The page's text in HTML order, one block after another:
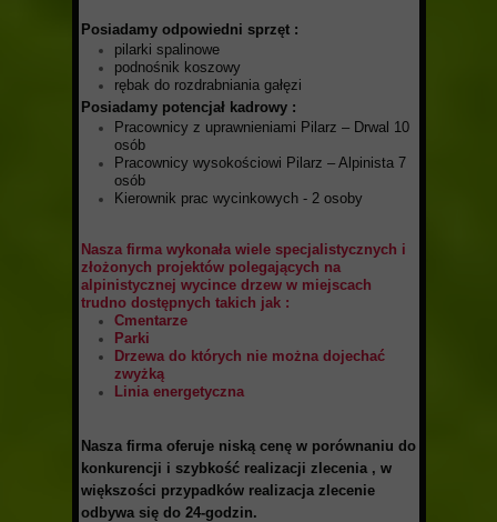
Posiadamy odpowiedni sprzęt :
pilarki spalinowe
podnośnik koszowy
rębak do rozdrabniania gałęzi
Posiadamy potencjał kadrowy :
Pracownicy z uprawnieniami Pilarz – Drwal 10
osób
Pracownicy wysokościowi Pilarz – Alpinista 7
osób
Kierownik prac wycinkowych - 2 osoby
Nasza firma wykonała wiele specjalistycznych i
złożonych projektów polegających na
alpinistycznej wycince drzew w miejscach
trudno dostępnych takich jak :
Cmentarze
Parki
Drzewa do których nie można dojechać
zwyżką
Linia energetyczna
Nasza firma oferuje niską cenę w porównaniu do
konkurencji i szybkość realizacji zlecenia , w
większości przypadków realizacja zlecenie
odbywa się do 24-godzin.